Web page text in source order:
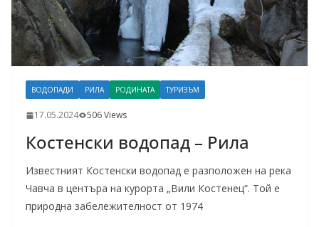
ВОДОПАДИ РИЛА РОДИНАТА ТУРИЗЪМ
17.05.2024 506 Views
Костенски водопад – Рила
Известният Костенски водопад е разположен на река
Чавча в центъра на курорта „Вили Костенец“. Той е
природна забележителност от 1974